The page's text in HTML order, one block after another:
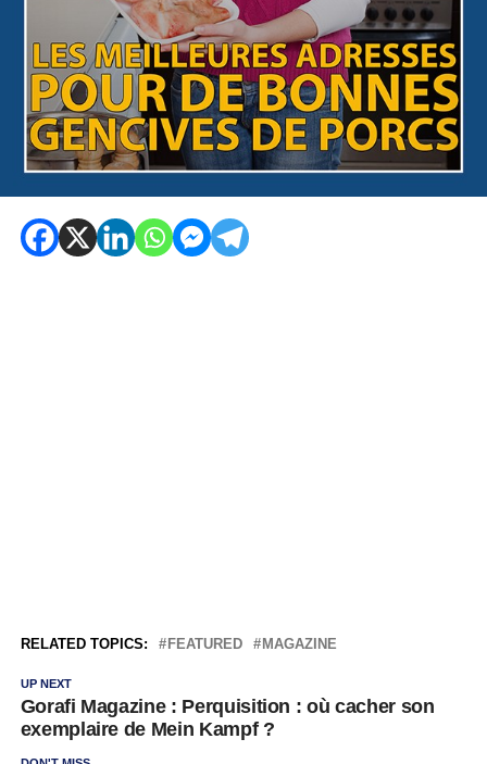
RELATED TOPICS: FEATURED MAGAZINE
UP NEXT
Gorafi Magazine : Perquisition : où cacher son
exemplaire de Mein Kampf ?